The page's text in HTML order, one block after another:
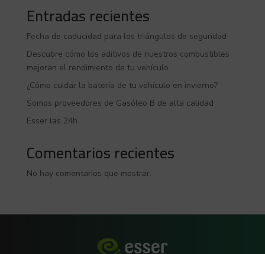
Entradas recientes
Fecha de caducidad para los triángulos de seguridad
Descubre cómo los aditivos de nuestros combustibles
mejoran el rendimiento de tu vehículo
¿Cómo cuidar la batería de tu vehículo en invierno?
Somos proveedores de Gasóleo B de alta calidad
Esser las 24h
Comentarios recientes
No hay comentarios que mostrar.